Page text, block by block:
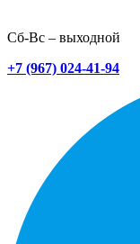
Сб-Вс – выходной
+7 (967) 024-41-94